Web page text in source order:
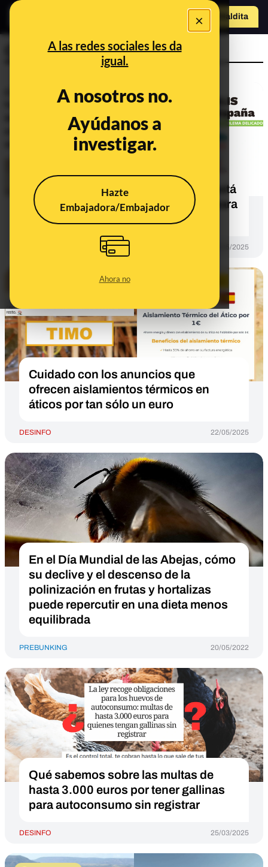
×
A las redes sociales les da
igual.
A nosotros no.
Ayúdanos a
investigar.
Hazte
Embajadora/Embajador
Ahora no
Hazte Maldito
Consumo
No, el cirujano Pedro Cavadas no está
promocionando un medicamento para
la prostatitis
28/05/2025
Cuidado con los anuncios que
ofrecen aislamientos térmicos en
áticos por tan sólo un euro
DESINFO 22/05/2025
En el Día Mundial de las Abejas, cómo
su declive y el descenso de la
polinización en frutas y hortalizas
puede repercutir en una dieta menos
equilibrada
PREBUNKING 20/05/2022
Qué sabemos sobre las multas de
hasta 3.000 euros por tener gallinas
para autoconsumo sin registrar
DESINFO 25/03/2025